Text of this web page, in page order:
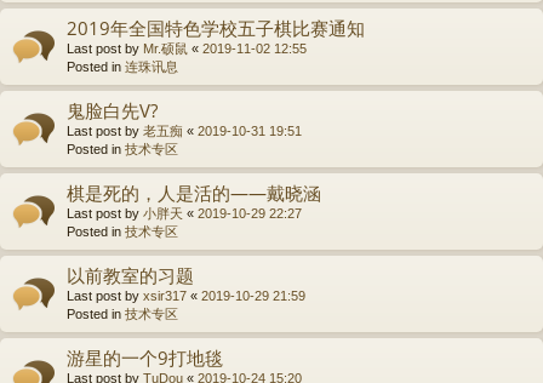
2019年全国特色学校五子棋比赛通知
Last post by Mr.硕鼠 « 2019-11-02 12:55
Posted in 连珠讯息
鬼脸白先V?
Last post by 老五痴 « 2019-10-31 19:51
Posted in 技术专区
棋是死的，人是活的——戴晓涵
Last post by 小胖天 « 2019-10-29 22:27
Posted in 技术专区
以前教室的习题
Last post by xsir317 « 2019-10-29 21:59
Posted in 技术专区
游星的一个9打地毯
Last post by TuDou « 2019-10-24 15:20